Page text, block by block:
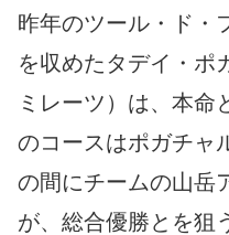
昨年のツール・ド・
を収めたタデイ・ポ
ミレーツ）は、本命
のコースはポガチャ
の間にチームの山岳
が、総合優勝とを狙